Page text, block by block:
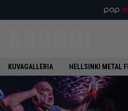
KUVAGALLERIA HELLSINKI METAL